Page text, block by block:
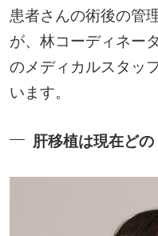
患者さんの術後の管
が、林コーディネー
のメディカルスタッ
います。
肝移植は現在どの